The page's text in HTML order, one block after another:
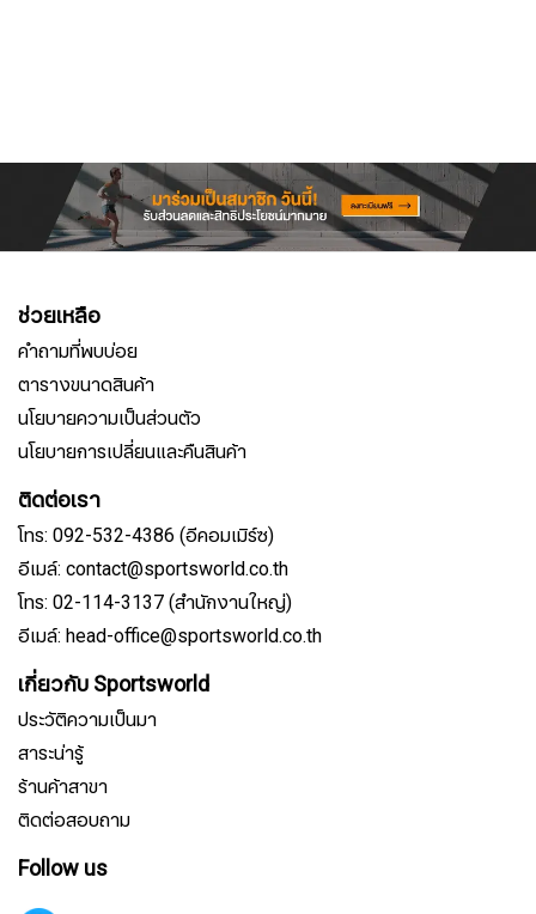
ช่วยเหลือ
คำถามที่พบบ่อย
ตารางขนาดสินค้า
นโยบายความเป็นส่วนตัว
นโยบายการเปลี่ยนและคืนสินค้า
ติดต่อเรา
โทร: 092-532-4386 (อีคอมเมิร์ซ)
อีเมล์: contact@sportsworld.co.th
โทร: 02-114-3137 (สำนักงานใหญ่)
อีเมล์: head-office@sportsworld.co.th
เกี่ยวกับ Sportsworld
ประวัติความเป็นมา
สาระน่ารู้
ร้านค้าสาขา
ติดต่อสอบถาม
Follow us